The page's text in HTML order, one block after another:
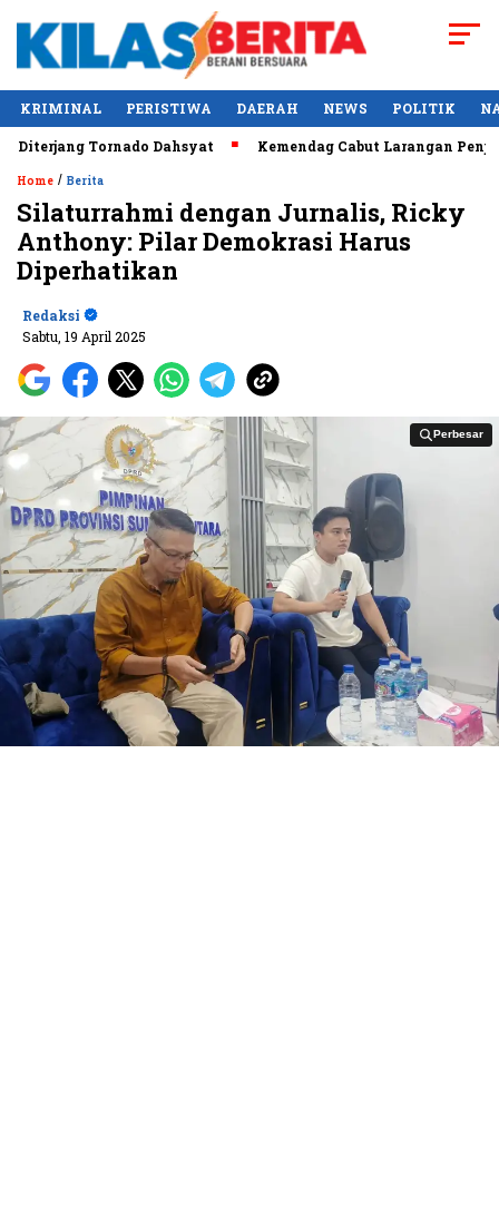
KRIMINAL PERISTIWA DAERAH NEWS POLITIK
Tornado Dahsyat Kemendag Cabut Larangan
Home / Berita
Silaturrahmi dengan Jurnalis, Ricky
Anthony: Pilar Demokrasi Harus
Diperhatikan
Redaksi
Sabtu, 19 April 2025
Perbesar
Perbesar